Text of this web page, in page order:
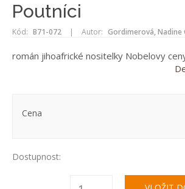
Poutníci
Kód: B71-072 | Autor: Gordimerová, Nadine
román jihoafrické nositelky Nobelovy
Cena
Dostupnost: